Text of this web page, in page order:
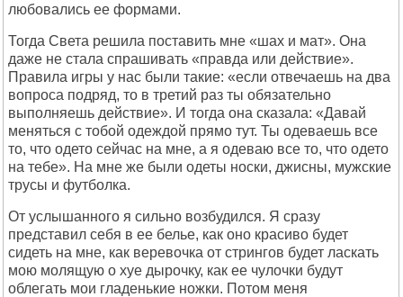
любовались ее формами.
Тогда Света решила поставить мне «шах и мат». Она
даже не стала спрашивать «правда или действие».
Правила игры у нас были такие: «если отвечаешь на два
вопроса подряд, то в третий раз ты обязательно
выполняешь действие». И тогда она сказала: «Давай
меняться с тобой одеждой прямо тут. Ты одеваешь все
то, что одето сейчас на мне, а я одеваю все то, что одето
на тебе». На мне же были одеты носки, джисны, мужские
трусы и футболка.
От услышанного я сильно возбудился. Я сразу
представил себя в ее белье, как оно красиво будет
сидеть на мне, как веревочка от стрингов будет ласкать
мою молящую о хуе дырочку, как ее чулочки будут
облегать мои гладенькие ножки. Потом меня